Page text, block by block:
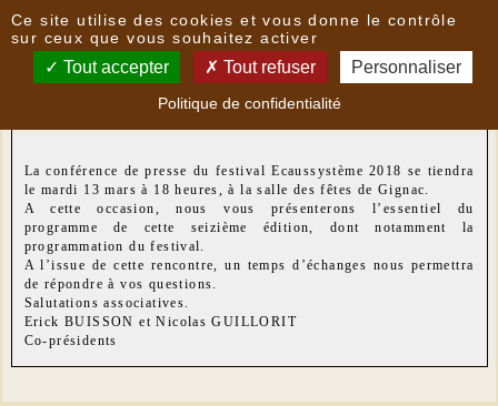
Nouvelles
FESTIVAL ECAUSSYSTEME - CONFÉRENCE DE
La conférence de presse du festival Ecaussystème 2018 se tiendra
le mardi 13 mars à 18 heures, à la salle des fêtes de Gignac.
A cette occasion, nous vous présenterons l’essentiel du
programme de cette seizième édition, dont notamment la
programmation du festival.
A l’issue de cette rencontre, un temps d’échanges nous permettra
de répondre à vos questions.
Salutations associatives.
Erick BUISSON et Nicolas GUILLORIT
Co-présidents
Ce site utilise des cookies et vous donne le contrôle
sur ceux que vous souhaitez activer
Tout accepter Tout refuser Personnaliser
Politique de confidentialité